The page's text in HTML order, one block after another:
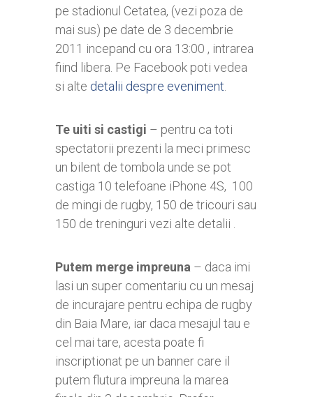
pe stadionul Cetatea, (vezi poza de
mai sus) pe date de 3 decembrie
2011 incepand cu ora 13:00 , intrarea
fiind libera. Pe Facebook poti vedea
si alte detalii despre eveniment
Te uiti si castigi – pentru ca toti
spectatorii prezenti la meci primesc
un bilent de tombola unde se pot
castiga 10 telefoane iPhone 4S, 100
de mingi de rugby, 150 de tricouri sau
150 de treninguri vezi alte detalii .
Putem merge impreuna – daca imi
lasi un super comentariu cu un mesaj
de incurajare pentru echipa de rugby
din Baia Mare, iar daca mesajul tau e
cel mai tare, acesta poate fi
inscriptionat pe un banner care il
putem flutura impreuna la marea